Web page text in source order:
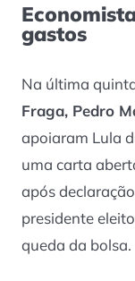
gastos
Na última
Fraga, Pedro
apoiaram Lula
uma carta
após
presidente
queda da bolsa.